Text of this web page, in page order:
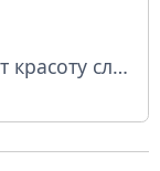
Канал для тех, кто ценит красоту слов и открыток. Поздравления и тёплые пожелания для ваших родных и друзей! Ссылка для друзей: https://t.me/+lpnJCv6U_xw5MWVk По всем вопросам: @Dmitriy0304 Менеджер: @Spiral_Miya